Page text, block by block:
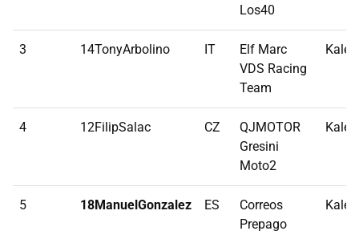
Los40
3 14TonyArbolino IT
Elf Marc
VDS Racing
Team
Kalex
4 12FilipSalac CZ
QJMOTOR
Gresini
Moto2
Kalex
5 18ManuelGonzalez ES
Correos
Prepago
Kalex